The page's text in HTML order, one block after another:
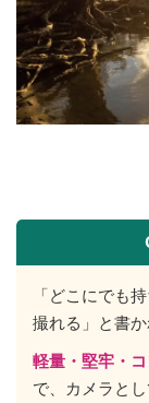
「どこにでも
撮れる」と書か
軽量・堅牢・
で、カメラと